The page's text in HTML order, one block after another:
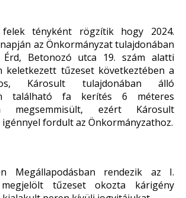
felek tényként rögzítik hogy 2024.
az Önkormányzat tulajdonában
Betonozó utca 19. szám alatti
keletkezett tűzeset következtében a
Károsult tulajdonában álló
található fa kerítés 6 méteres
megsemmisült, ezért Károsult
fordult az Önkormányzathoz.
Megállapodásban rendezik az I.
tűzeset okozta kárigény